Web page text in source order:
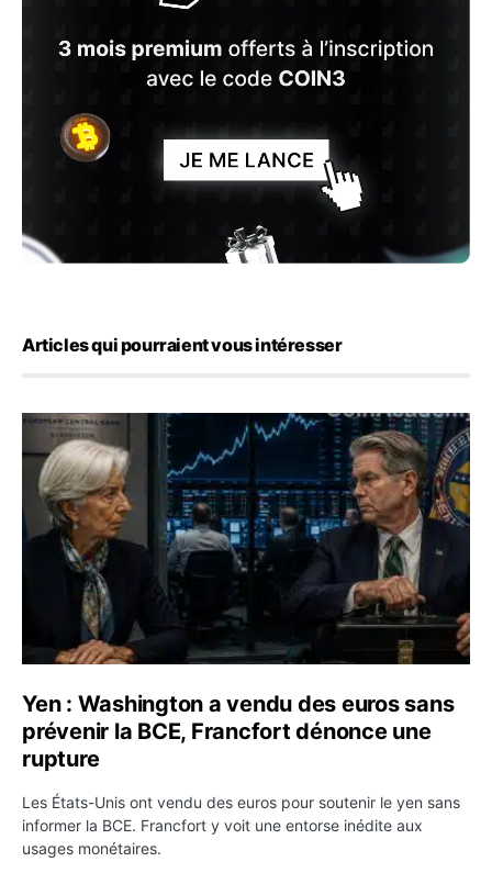
Articles qui pourraient vous intéresser
Yen : Washington a vendu des euros sans prévenir la
Yen : Washington a vendu des euros sans
prévenir la BCE, Francfort dénonce une
rupture
Les États-Unis ont vendu des euros pour soutenir le yen sans
informer la BCE. Francfort y voit une entorse inédite aux
usages monétaires.